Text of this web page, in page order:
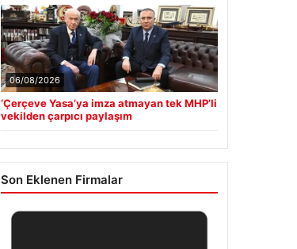
06/08/2026
‘Çerçeve Yasa’ya imza atmayan tek MHP’li
vekilden çarpıcı paylaşım
Son Eklenen Firmalar